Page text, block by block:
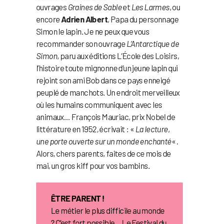
ouvrages Graines de Sableet Les Larmes, ou
encore Adrien Albert, Papa du personnage
Simon le lapin. Je ne peux que vous
recommander son ouvrage L’Antarctique de
Simon, paru aux éditions L’École des Loisirs,
l’histoire toute mignonne d’un jeune lapin qui
rejoint son ami Bob dans ce pays enneigé
peuplé de manchots. Un endroit merveilleux
où les humains communiquent avec les
animaux… François Mauriac, prix Nobel de
littérature en 1952, écrivait : « La lecture,
une porte ouverte sur un monde enchanté« .
Alors, chers parents, faites de ce mois de
mai, un gros kiff pour vos bambins.
ÊTRE PARENT !
Le métier le plus difficile au monde